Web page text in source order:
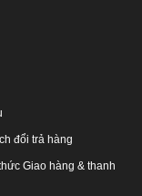
đổi trả hàng
Giao hàng & thanh